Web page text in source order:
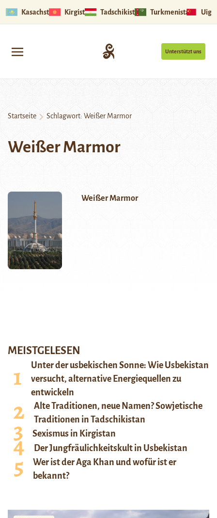
Kasachstan Kirgistan Tadschikistan Turkmenistan
Unterstützt uns
Startseite Schlagwort: Weißer Marmor
Weißer Marmor
Weißer Marmor
MEISTGELESEN
Unter der usbekischen Sonne: Wie Usbekistan
versucht, alternative Energiequellen zu
entwickeln
Alte Traditionen, neue Namen? Sowjetische
Traditionen in Tadschikistan
Sexismus in Kirgistan
Der Jungfräulichkeitskult in Usbekistan
Wer ist der Aga Khan und wofür ist er
bekannt?